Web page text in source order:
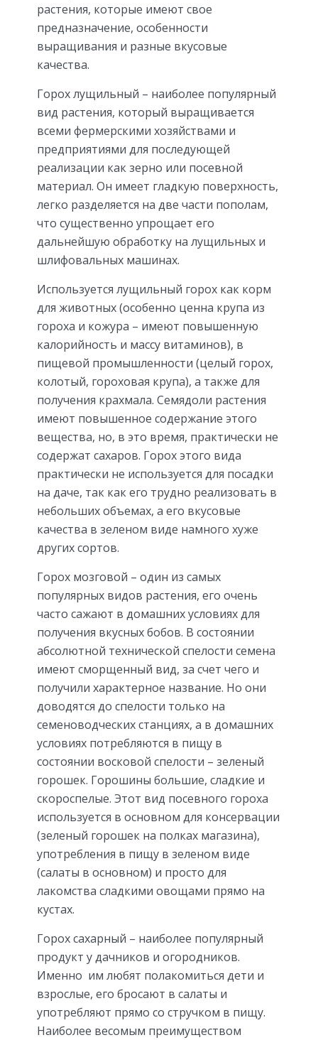
растения, которые имеют свое
предназначение, особенности
выращивания и разные вкусовые
качества.
Горох лущильный – наиболее популярный
вид растения, который выращивается
всеми фермерскими хозяйствами и
предприятиями для последующей
реализации как зерно или посевной
материал. Он имеет гладкую поверхность,
легко разделяется на две части пополам,
что существенно упрощает его
дальнейшую обработку на лущильных и
шлифовальных машинах.
Используется лущильный горох как корм
для животных (особенно ценна крупа из
гороха и кожура – имеют повышенную
калорийность и массу витаминов), в
пищевой промышленности (целый горох,
колотый, гороховая крупа), а также для
получения крахмала. Семядоли растения
имеют повышенное содержание этого
вещества, но, в это время, практически не
содержат сахаров. Горох этого вида
практически не используется для посадки
на даче, так как его трудно реализовать в
небольших объемах, а его вкусовые
качества в зеленом виде намного хуже
других сортов.
Горох мозговой – один из самых
популярных видов растения, его очень
часто сажают в домашних условиях для
получения вкусных бобов. В состоянии
абсолютной технической спелости семена
имеют сморщенный вид, за счет чего и
получили характерное название. Но они
доводятся до спелости только на
семеноводческих станциях, а в домашних
условиях потребляются в пищу в
состоянии восковой спелости – зеленый
горошек. Горошины большие, сладкие и
скороспелые. Этот вид посевного гороха
используется в основном для консервации
(зеленый горошек на полках магазина),
употребления в пищу в зеленом виде
(салаты в основном) и просто для
лакомства сладкими овощами прямо на
кустах.
Горох сахарный – наиболее популярный
продукт у дачников и огородников.
Именно им любят полакомиться дети и
взрослые, его бросают в салаты и
употребляют прямо со стручком в пищу.
Наиболее весомым преимуществом